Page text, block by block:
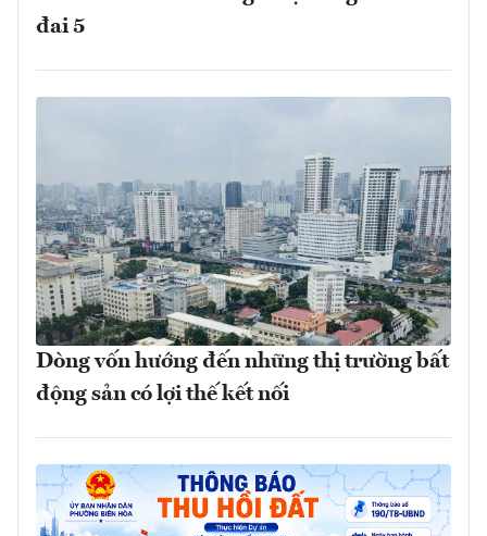
đai 5
Dòng vốn hướng đến những thị trường bất
động sản có lợi thế kết nối